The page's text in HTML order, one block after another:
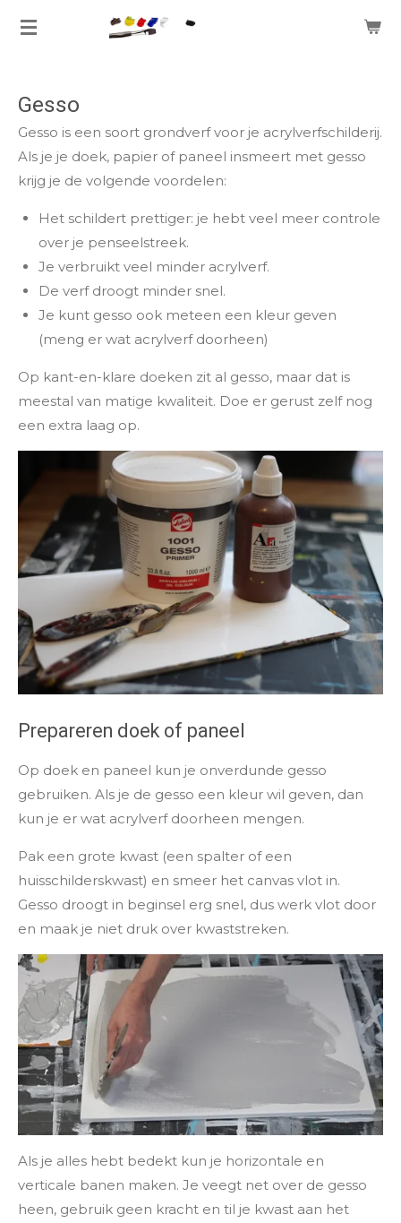
Ga
hoofdinhoud
Gesso
Gesso is een soort grondverf voor je acrylverfschilderij.
Als je je doek, papier of paneel insmeert met gesso
krijg je de volgende voordelen:
Het schildert prettiger: je hebt veel meer controle
over je penseelstreek.
Je verbruikt veel minder acrylverf.
De verf droogt minder snel.
Je kunt gesso ook meteen een kleur geven
(meng er wat acrylverf doorheen)
Op kant-en-klare doeken zit al gesso, maar dat is
meestal van matige kwaliteit. Doe er gerust zelf nog
een extra laag op.
Prepareren doek of paneel
Op doek en paneel kun je onverdunde gesso
gebruiken. Als je de gesso een kleur wil geven, dan
kun je er wat acrylverf doorheen mengen.
Pak een grote kwast (een spalter of een
huisschilderskwast) en smeer het canvas vlot in.
Gesso droogt in beginsel erg snel, dus werk vlot door
en maak je niet druk over kwaststreken.
Als je alles hebt bedekt kun je horizontale en
verticale banen maken. Je veegt net over de gesso
heen, gebruik geen kracht en til je kwast aan het